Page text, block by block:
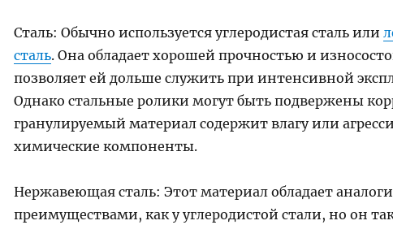
Сталь: Обычно используется углеродистая сталь или
сталь. Она обладает хорошей прочностью и
позволяет ей дольше служить при интенсивной
Однако стальные ролики могут быть подвержены
гранулируемый материал содержит влагу или
химические компоненты.
Нержавеющая сталь: Этот материал обладает
преимуществами, как у углеродистой стали, но он